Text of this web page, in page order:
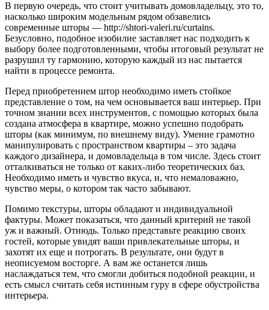
В первую очередь, что стоит учитывать домовладельцу, это то,
насколько широким модельным рядом обзавелись
современные шторы — http://shtori-valeri.ru/curtains.
Безусловно, подобное изобилие заставляет нас подходить к
выбору более подготовленными, чтобы итоговый результат не
разрушил ту гармонию, которую каждый из нас пытается
найти в процессе ремонта.
Перед приобретением штор необходимо иметь стойкое
представление о том, на чем основывается ваш интерьер. При
точном знании всех инструментов, с помощью которых была
создана атмосфера в квартире, можно успешно подобрать
шторы (как минимум, по внешнему виду). Умение грамотно
манипулировать с пространством квартиры – это задача
каждого дизайнера, и домовладельца в том числе. Здесь стоит
отталкиваться не только от каких-либо теоретических баз.
Необходимо иметь и чувство вкуса, и, что немаловажно,
чувство меры, о котором так часто забывают.
Помимо текстуры, шторы обладают и индивидуальной
фактуры. Может показаться, что данный критерий не такой
уж и важный. Отнюдь. Только представьте реакцию своих
гостей, которые увидят ваши привлекательные шторы, и
захотят их еще и потрогать. В результате, они будут в
неописуемом восторге. А вам же останется лишь
наслаждаться тем, что смогли добиться подобной реакции, и
есть смысл считать себя истинным гуру в сфере обустройства
интерьера.